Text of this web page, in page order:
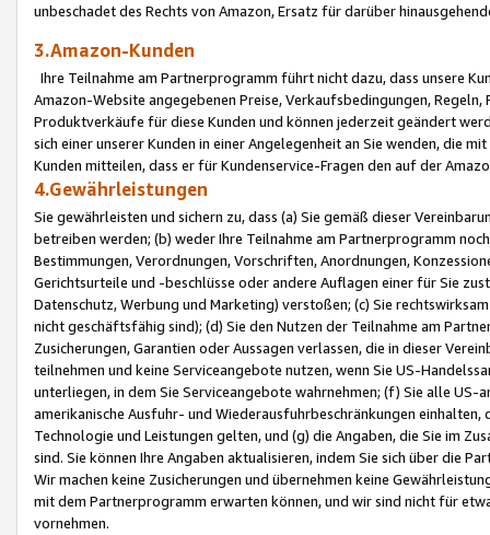
unbeschadet des Rechts von Amazon, Ersatz für darüber
3.Amazon-Kunden
Ihre Teilnahme am Partnerprogramm führt nicht dazu, dass unsere
Amazon-Website angegebenen Preise, Verkaufsbedingungen,
Produktverkäufe für diese Kunden und können jederzeit geändert
sich einer unserer Kunden in einer Angelegenheit an Sie wenden, die
Kunden mitteilen, dass er für Kundenservice-Fragen den auf der
4.Gewährleistungen
Sie gewährleisten und sichern zu, dass (a) Sie gemäß dieser
betreiben werden; (b) weder Ihre Teilnahme am Partnerprogramm
Bestimmungen, Verordnungen, Vorschriften, Anordnungen,
Gerichtsurteile und -beschlüsse oder andere Auflagen einer für Sie
Datenschutz, Werbung und Marketing) verstoßen; (c) Sie
nicht geschäftsfähig sind); (d) Sie den Nutzen der Teilnahme am
Zusicherungen, Garantien oder Aussagen verlassen, die in dieser
teilnehmen und keine Serviceangebote nutzen, wenn Sie US-
unterliegen, in dem Sie Serviceangebote wahrnehmen; (f) Sie alle
amerikanische Ausfuhr- und Wiederausfuhrbeschränkungen
Technologie und Leistungen gelten, und (g) die Angaben, die Sie im
sind. Sie können Ihre Angaben aktualisieren, indem Sie sich über die
Wir machen keine Zusicherungen und übernehmen keine
mit dem Partnerprogramm erwarten können, und wir sind nicht für
vornehmen.